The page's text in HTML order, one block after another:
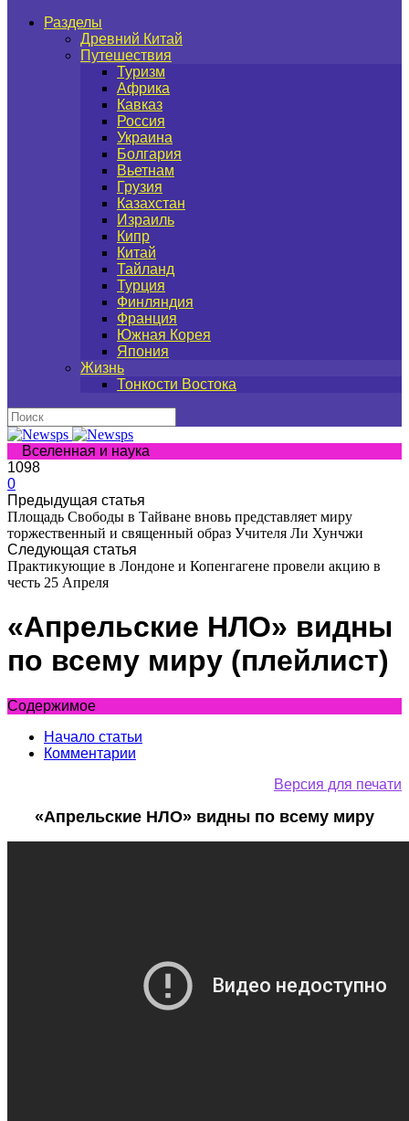
Разделы
Древний Китай
Путешествия
Туризм
Африка
Кавказ
Россия
Украина
Болгария
Вьетнам
Грузия
Казахстан
Израиль
Кипр
Китай
Тайланд
Турция
Финляндия
Франция
Южная Корея
Япония
Жизнь
Тонкости Востока
Вселенная и наука
1098
0
Предыдущая статья
Площадь Свободы в Тайване вновь представляет миру
торжественный и священный образ Учителя Ли Хунчжи
Следующая статья
Практикующие в Лондоне и Копенгагене провели акцию в
честь 25 Апреля
«Апрельские НЛО» видны
по всему миру (плейлист)
Содержимое
Начало статьи
Комментарии
Версия для печати
«Апрельские НЛО» видны по всему миру